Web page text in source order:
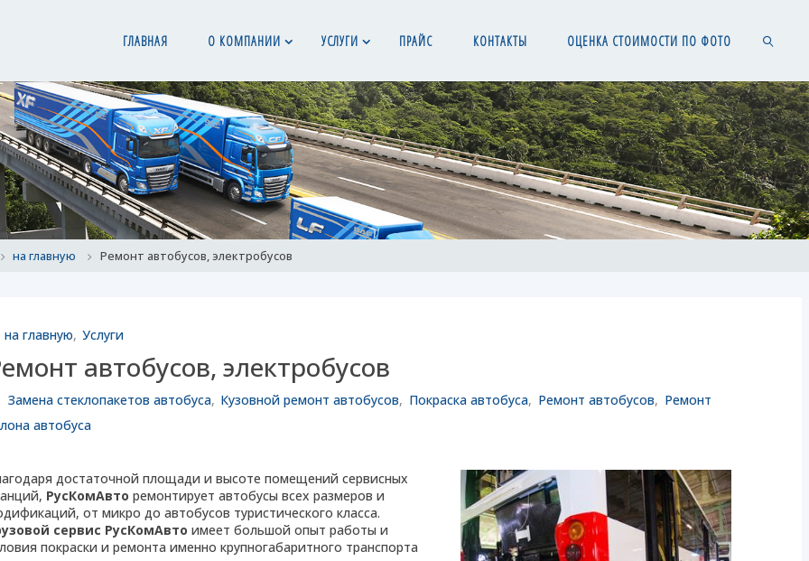
ГЛАВНАЯ О КОМПАНИИ УСЛУГИ ПРАЙС КОНТАКТЫ ОЦЕНКА СТОИМОСТИ ПО ФОТО
SEARCH
на главную Ремонт автобусов, электробусов
на главную, Услуги
автобусов, электробусов
Замена стеклопакетов автобуса, Кузовной ремонт автобусов, Покраска автобуса, Ремонт автобусов, Ремонт
автобуса
достаточной площади и высоте помещений сервисных
РусКомАвто ремонтирует автобусы всех размеров и
от микро до автобусов туристического класса.
сервис РусКомАвто имеет большой опыт работы и
покраски и ремонта именно крупногабаритного транспорта